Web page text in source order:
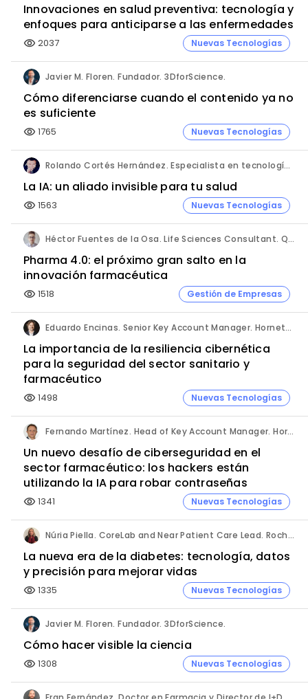
Innovaciones en salud preventiva: tecnología y
enfoques para anticiparse a las enfermedades
visibility 2037 Nuevas Tecnologías
Javier M. Floren. Fundador. 3DforScience.
Cómo diferenciarse cuando el contenido ya no
es suficiente
visibility 1765 Nuevas Tecnologías
Rolando Cortés Hernández. Especialista en tecnología e inteligencia artificial. Director Comercial. AQUÍ tu Remodelación.
La IA: un aliado invisible para tu salud
visibility 1563 Nuevas Tecnologías
Héctor Fuentes de la Osa. Life Sciences Consultant. QbD Group.
Pharma 4.0: el próximo gran salto en la
innovación farmacéutica
visibility 1518 Gestión de Empresas
Eduardo Encinas. Senior Key Account Manager. Hornetsecurity en Iberia.
La importancia de la resiliencia cibernética
para la seguridad del sector sanitario y
farmacéutico
visibility 1498 Nuevas Tecnologías
Fernando Martínez. Head of Key Account Manager. Hornetsecurity.
Un nuevo desafío de ciberseguridad en el
sector farmacéutico: los hackers están
utilizando la IA para robar contraseñas
visibility 1341 Nuevas Tecnologías
Núria Piella. CoreLab and Near Patient Care Lead. Roche Diagnostics España.
La nueva era de la diabetes: tecnología, datos
y precisión para mejorar vidas
visibility 1335 Nuevas Tecnologías
Javier M. Floren. Fundador. 3DforScience.
Cómo hacer visible la ciencia
visibility 1308 Nuevas Tecnologías